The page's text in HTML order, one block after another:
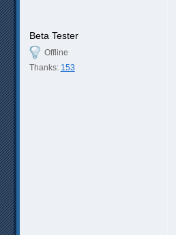
Beta Tester
Offline
Thanks: 153